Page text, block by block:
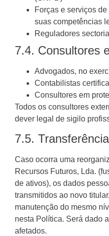
Forças e serviços
suas competências
Reguladores
7.4. Consultores
Advogados, no
Contabilistas
Consultores em
Todos os consultores
dever legal de sigilo
7.5.
Caso ocorra uma
Recursos Futuros, Lda.
de ativos), os dados
transmitidos ao novo
manutenção do mesmo
nesta Política. Será dado
afetados.